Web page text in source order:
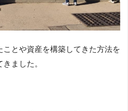
とや資産を構築してきた方法を
ました。